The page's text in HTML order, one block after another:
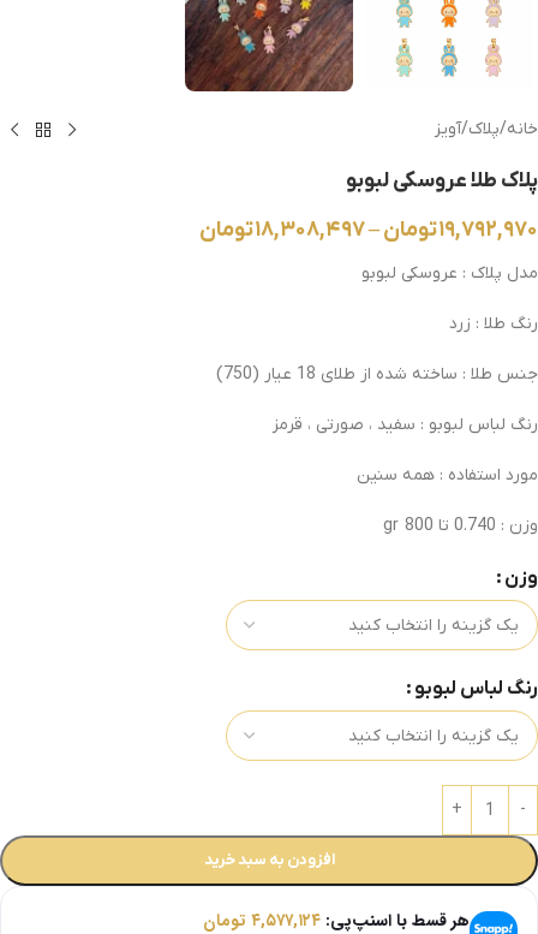
خانه/پلاک/آویز
پلاک طلا عروسکی لبوبو
۱۹,۷۹۲,۹۷۰تومان–۱۸,۳۰۸,۴۹۷تومان
مدل پلاک : عروسکی لبوبو
رنگ طلا : زرد
جنس طلا : ساخته شده از طلای 18 عیار (750)
رنگ لباس لبوبو : سفید ، صورتی ، قرمز
مورد استفاده : همه سنین
وزن : 0.740 تا 800
وزن
رنگ لباس لبوبو
افزودن به سبد خرید
هر قسط با اسنپ‌پی: ۴,۵۷۷,۱۲۴ تومان